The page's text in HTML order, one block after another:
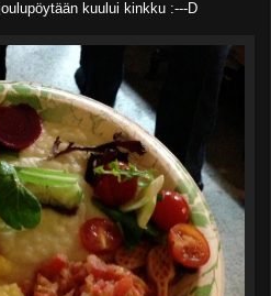
kuului kinkku :---D